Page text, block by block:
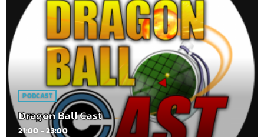
PODCAST
Dragon Ball Cast
21:00 - 23:00